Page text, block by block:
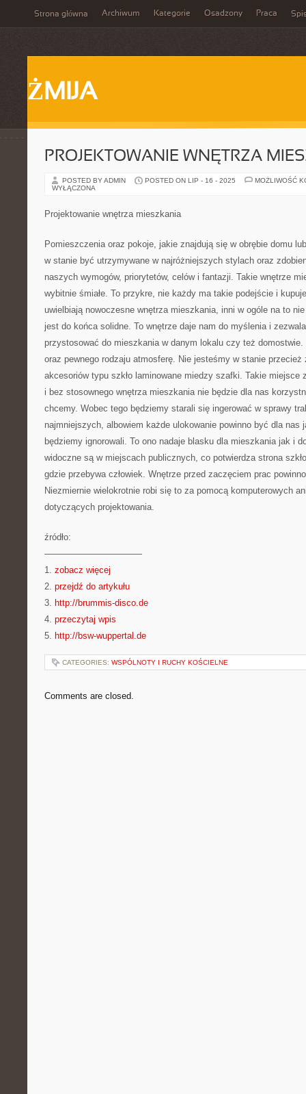
Strona główna Archiwum Kategorie Osadzony Praca
ŻMIJA
PROJEKTOWANIE WNĘTRZA
POSTED BY ADMIN POSTED ON LIP - 16 - 2025
MOŻLIWOŚĆ
WYŁĄCZONA
Projektowanie wnętrza mieszkania
Pomieszczenia oraz pokoje, jakie znajdują się w obrębie domu
w stanie być utrzymywane w najróżniejszych stylach oraz
naszych wymogów, priorytetów, celów i fantazji. Takie wnętrze
wybitnie śmiałe. To przykre, nie każdy ma takie podejście i
uwielbiają nowoczesne wnętrza mieszkania, inni w ogóle na to
jest do końca solidne. To wnętrze daje nam do myślenia i
przystosować do mieszkania w danym lokalu czy też
oraz pewnego rodzaju atmosferę. Nie jesteśmy w stanie
akcesoriów typu szkło laminowane miedzy szafki. Takie miejsce
i bez stosownego wnętrza mieszkania nie będzie dla nas
chcemy. Wobec tego będziemy starali się ingerować w sprawy
najmniejszych, albowiem każde ulokowanie powinno być dla nas
będziemy ignorowali. To ono nadaje blasku dla mieszkania jak i
widoczne są w miejscach publicznych, co potwierdza strona
gdzie przebywa człowiek. Wnętrze przed zaczęciem prac
Niezmiernie wielokrotnie robi się to za pomocą komputerowych
dotyczących projektowania.
źródło:
———————————
1. zobacz więcej
2. przejdź do artykułu
3. http://brummis-disco.de
4. przeczytaj wpis
5. http://bsw-wuppertal.de
CATEGORIES: WSPÓLNOTY I RUCHY KOŚCIELNE
Comments are closed.